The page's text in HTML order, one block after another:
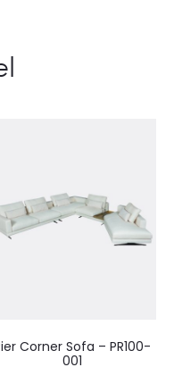
Victoria Corner Sofa –
VRA100-001